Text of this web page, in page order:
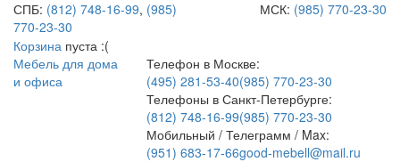
СПБ: (812) 748-16-99, (985)
770-23-30
МСК: (985) 770-23-30
Корзина пуста :(
Мебель для дома
и офиса
Телефон в Москве:
(495) 281-53-40(985) 770-23-30
Телефоны в Санкт-Петербурге:
(812) 748-16-99(985) 770-23-30
Мобильный / Телеграмм / Max:
(951) 683-17-66good-mebell@mail.ru